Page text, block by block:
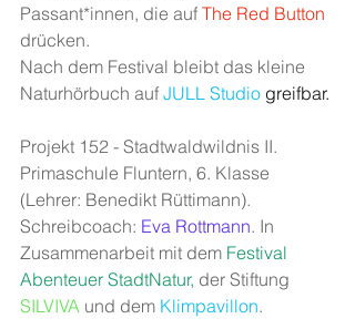
Passant*innen, die auf The Red Button
drücken.
Nach dem Festival bleibt das kleine
Naturhörbuch auf JULL Studio greifbar.
Projekt 152 - Stadtwaldwildnis II.
Primaschule Fluntern, 6. Klasse
(Lehrer: Benedikt Rüttimann).
Schreibcoach: Eva Rottmann. In
Zusammenarbeit mit dem Festival
Abenteuer StadtNatur, der Stiftung
SILVIVA und dem Klimpavillon.